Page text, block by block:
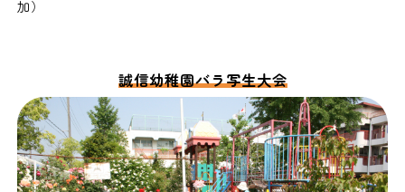
加）
誠信幼稚園バラ写生大会